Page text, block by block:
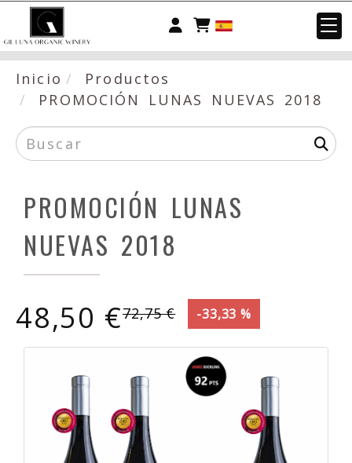
Identifícate
Inicio
Productos
PROMOCIÓN LUNAS NUEVAS 2018
PROMOCIÓN LUNAS
NUEVAS 2018
48,50 €72,75 € -33,33 %